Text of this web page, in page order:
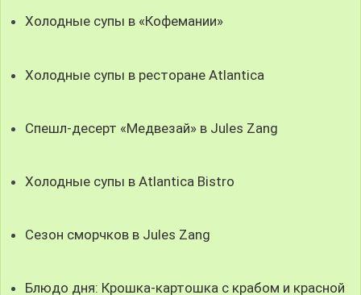
Холодные супы в «Кофемании»
Холодные супы в ресторане Atlantica
Спешл-десерт «Медвезай» в Jules Zang
Холодные супы в Atlantica Bistro
Сезон сморчков в Jules Zang
Блюдо дня: Крошка-картошка с крабом и красной